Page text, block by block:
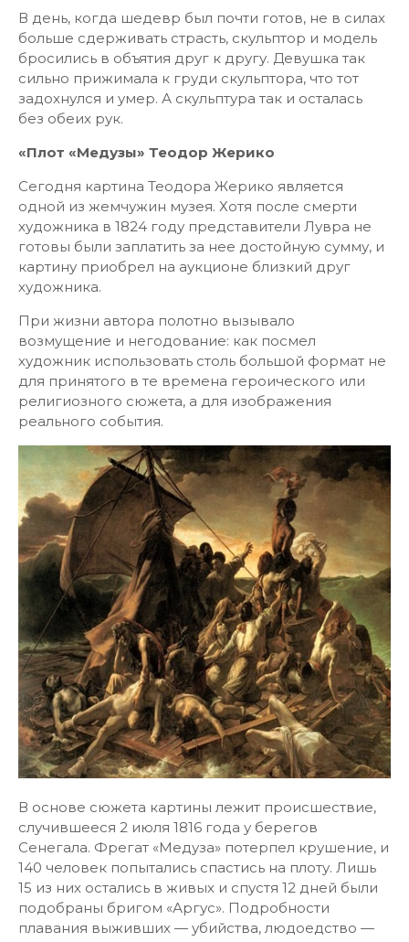
В день, когда шедевр был почти готов, не в силах
больше сдерживать страсть, скульптор и модель
бросились в объятия друг к другу. Девушка так
сильно прижимала к груди скульптора, что тот
задохнулся и умер. А скульптура так и осталась
без обеих рук.
«Плот «Медузы» Теодор Жерико
Сегодня картина Теодора Жерико является
одной из жемчужин музея. Хотя после смерти
художника в 1824 году представители Лувра не
готовы были заплатить за нее достойную сумму, и
картину приобрел на аукционе близкий друг
художника.
При жизни автора полотно вызывало
возмущение и негодование: как посмел
художник использовать столь большой формат не
для принятого в те времена героического или
религиозного сюжета, а для изображения
реального события.
В основе сюжета картины лежит происшествие,
случившееся 2 июля 1816 года у берегов
Сенегала. Фрегат «Медуза» потерпел крушение, и
140 человек попытались спастись на плоту. Лишь
15 из них остались в живых и спустя 12 дней были
подобраны бригом «Аргус». Подробности
плавания выживших — убийства, людоедство —